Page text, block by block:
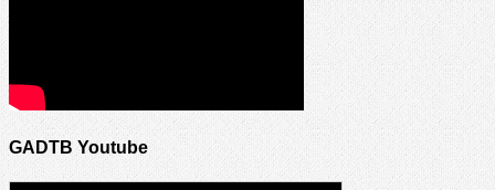
GADTB Youtube